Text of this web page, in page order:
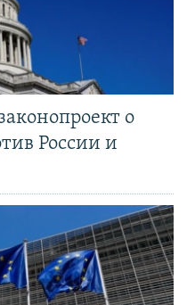
о
России и